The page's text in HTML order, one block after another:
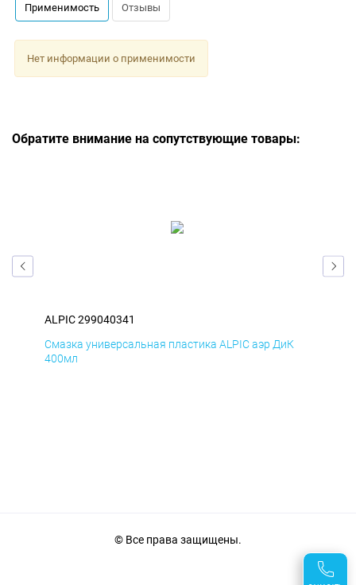
Применимость Отзывы
Нет информации о применимости
Обратите внимание на сопутствующие товары:
ALPIC 299040341
Смазка универсальная пластика ALPIC аэр ДиК
400мл
© Все права защищены.